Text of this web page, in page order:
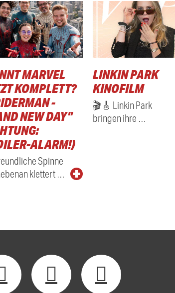
MARVEL
KOMPLETT?
-
NEW DAY"
ALARM!)
Spinne
klettert …
LINKIN PARK
KINOFILM
🎬🎸 Linkin Park
bringen ihre …